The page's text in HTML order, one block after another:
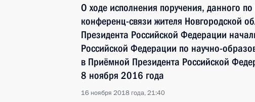
О ходе исполнения поручения, данного
конференц-связи жителя Новгородской
Президента Российской Федерации
Российской Федерации по научно-
в Приёмной Президента Российской
8 ноября 2016 года
16 ноября 2018 года, 21:40